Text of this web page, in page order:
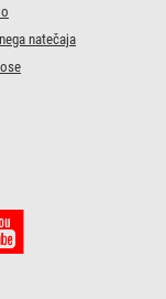
natečaja